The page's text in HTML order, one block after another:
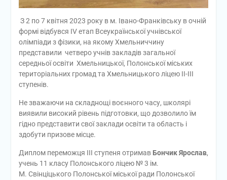
З 2 по 7 квітня 2023 року в м. Івано-Франківську в очній
формі відбувся ІV етап Всеукраїнської учнівської
олімпіади з фізики, на якому Хмельниччину
представили четверо учнів закладів загальної
середньої освіти Хмельницької, Полонської міських
територіальних громад та Хмельницького ліцею ІІ-ІІІ
ступенів.
Не зважаючи на складнощі воєнного часу, школярі
виявили високий рівень підготовки, що дозволило їм
гідно представити свої заклади освіти та область і
здобути призове місце.
Диплом переможця ІІІ ступеня отримав Бончик Ярослав,
учень 11 класу Полонського ліцею № 3 ім.
М. Свінціцького Полонської міської ради Полонської